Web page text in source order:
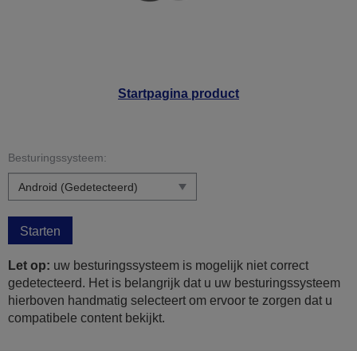
Startpagina product
Besturingssysteem:
Starten
Let op: uw besturingssysteem is mogelijk niet correct
gedetecteerd. Het is belangrijk dat u uw besturingssysteem
hierboven handmatig selecteert om ervoor te zorgen dat u
compatibele content bekijkt.